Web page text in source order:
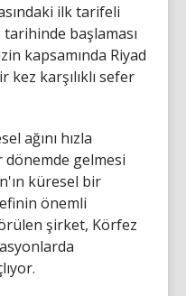
ilk tarifeli
başlaması
kapsamında Riyad
kez karşılıklı sefer
ağını hızla
gelmesi
küresel bir
önemli
şirket, Körfez